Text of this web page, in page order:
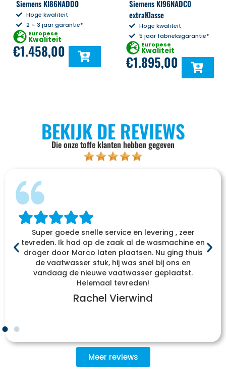
Siemens KI86NADD0
Hoge kwaliteit
2 + 3 jaar garantie*
Europese
Kwaliteit
€1.458,00
Siemens KI96NADC0
extraKlasse
Hoge kwaliteit
5 jaar fabrieksgarantie*
Europese
Kwaliteit
€1.895,00
BEKIJK DE REVIEWS
Die onze toffe klanten hebben gegeven
Super goede snelle service en levering , zeer
tevreden. Ik had op de zaak al de wasmachine en
droger door Marco laten plaatsen. Nu ging thuis
de vaatwasser stuk, hij was snel bij ons en
vandaag de nieuwe vaatwasser geplaatst.
Helemaal tevreden!
Rachel Vierwind
Meer reviews